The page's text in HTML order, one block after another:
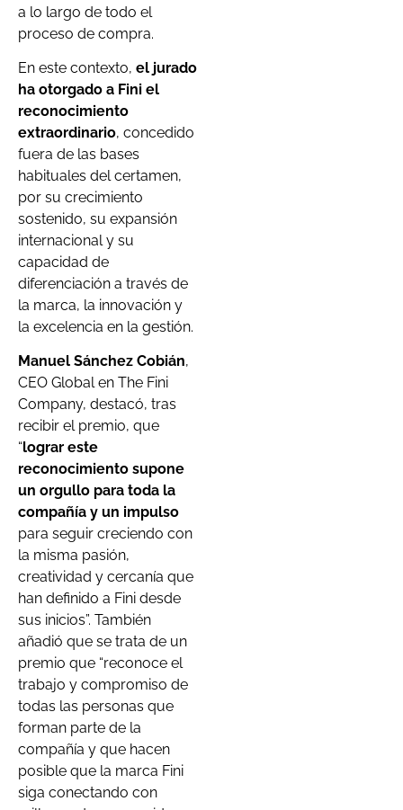
a lo largo de todo el
proceso de compra.
En este contexto, el jurado
ha otorgado a Fini el
reconocimiento
extraordinario, concedido
fuera de las bases
habituales del certamen,
por su crecimiento
sostenido, su expansión
internacional y su
capacidad de
diferenciación a través de
la marca, la innovación y
la excelencia en la gestión.
Manuel Sánchez Cobián,
CEO Global en The Fini
Company, destacó, tras
recibir el premio, que
“lograr este
reconocimiento supone
un orgullo para toda la
compañía y un impulso
para seguir creciendo con
la misma pasión,
creatividad y cercanía que
han definido a Fini desde
sus inicios”. También
añadió que se trata de un
premio que “reconoce el
trabajo y compromiso de
todas las personas que
forman parte de la
compañía y que hacen
posible que la marca Fini
siga conectando con